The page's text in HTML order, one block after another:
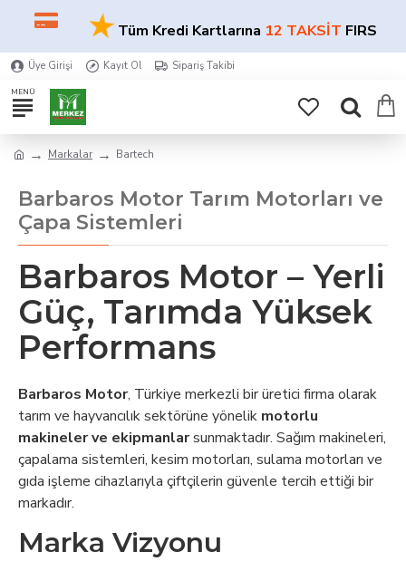
★Tüm Kredi Kartlarına12 TAKSİTFIRSATI!
Üye Girişi Kayıt Ol Sipariş Takibi
Markalar Bartech
Barbaros Motor Tarım Motorları ve
Çapa Sistemleri
Barbaros Motor – Yerli
Güç, Tarımda Yüksek
Performans
Barbaros Motor, Türkiye merkezli bir üretici firma olarak
tarım ve hayvancılık sektörüne yönelik motorlu
makineler ve ekipmanlarsunmaktadır. Sağım makineleri,
çapalama sistemleri, kesim motorları, sulama motorları ve
gıda işleme cihazlarıyla çiftçilerin güvenle tercih ettiği bir
markadır.
Marka Vizyonu